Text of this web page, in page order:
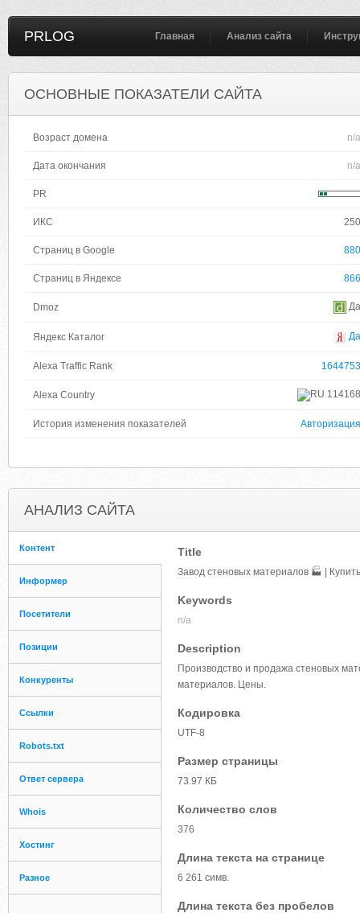
PRLOG Главная Анализ сайта
ОСНОВНЫЕ ПОКАЗАТЕЛИ САЙТА
Возраст домена n/a
Дата окончания n/a
PR
ИКС 250
Страниц в Google 880
Страниц в Яндексе 866
Dmoz Да
Яндекс Каталог Да
Alexa Traffic Rank 1644753
Alexa Country 114168
История изменения показателей Авторизация
АНАЛИЗ САЙТА
Контент
Информер
Посетители
Позиции
Конкуренты
Ссылки
Robots.txt
Ответ сервера
Whois
Хостинг
Разное
Title
Завод стеновых материалов 🏭 |
Keywords
n/a
Description
Производство и продажа стеновых
материалов. Цены.
Кодировка
UTF-8
Размер страницы
73.97 КБ
Количество слов
376
Длина текста на странице
6 261 симв.
Длина текста без пробелов